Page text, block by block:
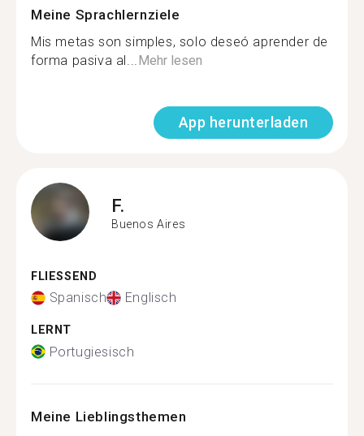
Meine Sprachlernziele
Mis metas son simples, solo deseó aprender de
forma pasiva al... Mehr lesen
App herunterladen
F.
Buenos Aires
FLIESSEND
Spanisch Englisch
LERNT
Portugiesisch
Meine Lieblingsthemen